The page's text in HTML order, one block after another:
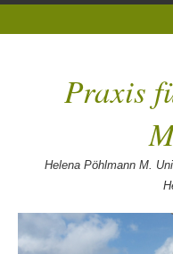
Praxis
Helena Pöhlmann M.